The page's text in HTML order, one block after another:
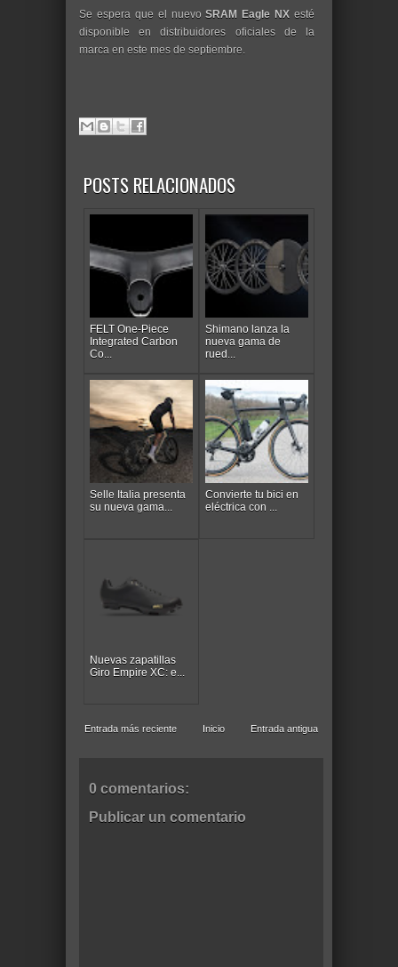
Se espera que el nuevoSRAM Eagle NX esté
disponible en distribuidores oficiales de la
marca en este mes de septiembre.
POSTS RELACIONADOS
FELT One-Piece
Integrated Carbon
Co...
Shimano lanza la
nueva gama de
rued...
Selle Italia presenta
su nueva gama...
Convierte tu bici en
eléctrica con ...
Nuevas zapatillas
Giro Empire XC: e...
Entrada más reciente Entrada antigua
Inicio
0 comentarios:
Publicar un comentario